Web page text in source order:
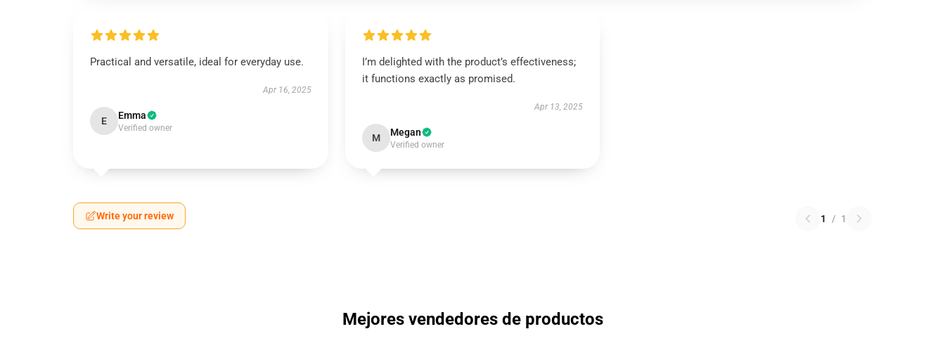
Practical and versatile, ideal for everyday use.
Apr 16, 2025
E Emma
Verified owner
I’m delighted with the product’s effectiveness;
it functions exactly as promised.
Apr 13, 2025
M Megan
Verified owner
Write your review 1 / 1
Mejores vendedores de productos